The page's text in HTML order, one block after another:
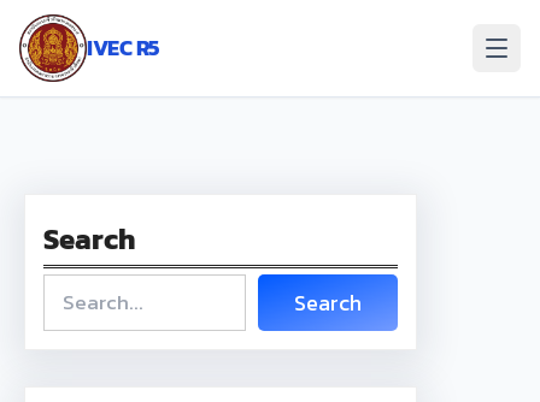
ข้าม
IVEC R5
Search
e
a
Search